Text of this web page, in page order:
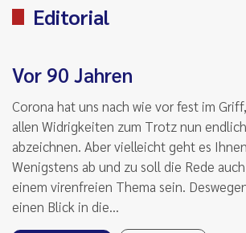
Editorial
Vor 90 Jahren
Corona hat uns nach wie vor fest im
allen Widrigkeiten zum Trotz nun
abzeichnen. Aber vielleicht geht es
Wenigstens ab und zu soll die Rede
einem virenfreien Thema sein.
einen Blick in die…